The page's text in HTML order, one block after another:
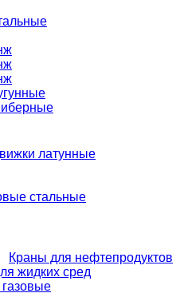
латунные
стальные
Краны для нефтепродуктов
жидких сред